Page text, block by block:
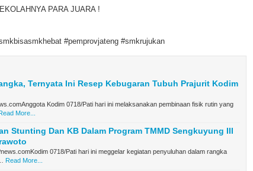
PARA JUARA !
#pemprovjateng #smkrujukan
Ternyata Ini Resep Kebugaran Tubuh Prajurit Kodim
Kodim 0718/Pati hari ini melaksanakan pembinaan fisik rutin yang
More...
Stunting Dan KB Dalam Program TMMD Sengkuyung III
0718/Pati hari ini meggelar kegiatan penyuluhan dalam rangka
Read More...